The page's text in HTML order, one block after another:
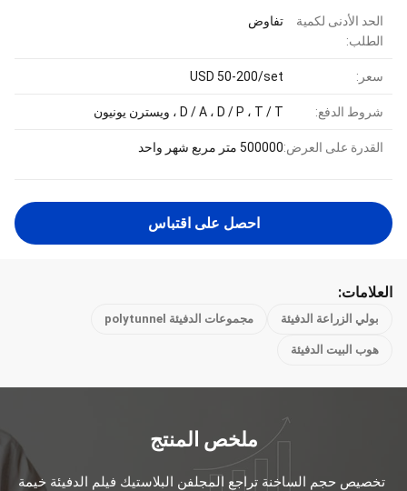
الحد الأدنى لكمية
الطلب:
تفاوض
سعر: USD 50-200/set
شروط الدفع: D / A ، D / P ، T / T ، ويسترن يونيون
القدرة على العرض:500000 متر مربع شهر واحد
احصل على اقتباس
العلامات:
بولي الزراعة الدفيئة مجموعات الدفيئة polytunnel
هوب البيت الدفيئة
ملخص المنتج